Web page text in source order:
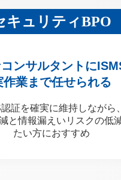
キュリティBPO
ンサルタントに
作業まで任せられる
認証を確実に維持しながら、
と情報漏えいリスクの低
たい方におすすめ